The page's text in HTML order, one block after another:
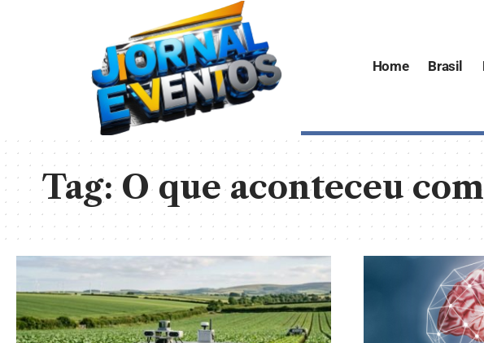
Home Brasil
Tag:O que aconteceu